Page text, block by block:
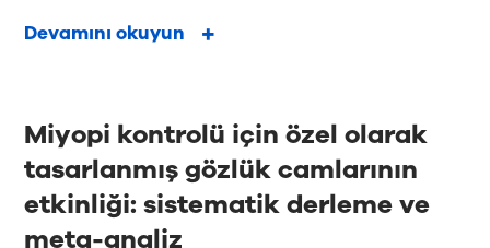
Devamını okuyun
Miyopi kontrolü için özel olarak
tasarlanmış gözlük camlarının
etkinliği: sistematik derleme ve
meta-analiz